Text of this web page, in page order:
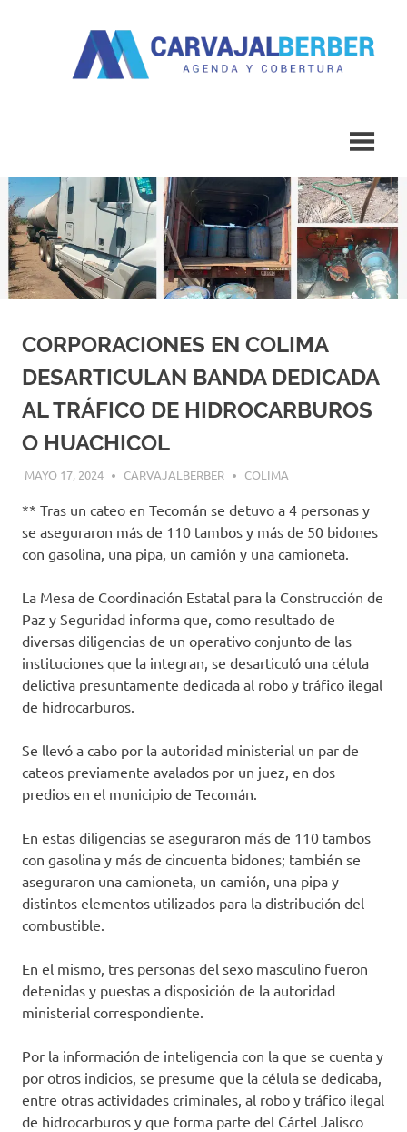
CORPORACIONES EN COLIMA
DESARTICULAN BANDA DEDICADA
AL TRÁFICO DE HIDROCARBUROS
O HUACHICOL
MAYO 17, 2024 CARVAJALBERBER COLIMA
** Tras un cateo en Tecomán se detuvo a 4 personas y
se aseguraron más de 110 tambos y más de 50 bidones
con gasolina, una pipa, un camión y una camioneta.
La Mesa de Coordinación Estatal para la Construcción de
Paz y Seguridad informa que, como resultado de
diversas diligencias de un operativo conjunto de las
instituciones que la integran, se desarticuló una célula
delictiva presuntamente dedicada al robo y tráfico ilegal
de hidrocarburos.
Se llevó a cabo por la autoridad ministerial un par de
cateos previamente avalados por un juez, en dos
predios en el municipio de Tecomán.
En estas diligencias se aseguraron más de 110 tambos
con gasolina y más de cincuenta bidones; también se
aseguraron una camioneta, un camión, una pipa y
distintos elementos utilizados para la distribución del
combustible.
En el mismo, tres personas del sexo masculino fueron
detenidas y puestas a disposición de la autoridad
ministerial correspondiente.
Por la información de inteligencia con la que se cuenta y
por otros indicios, se presume que la célula se dedicaba,
entre otras actividades criminales, al robo y tráfico ilegal
de hidrocarburos y que forma parte del Cártel Jalisco